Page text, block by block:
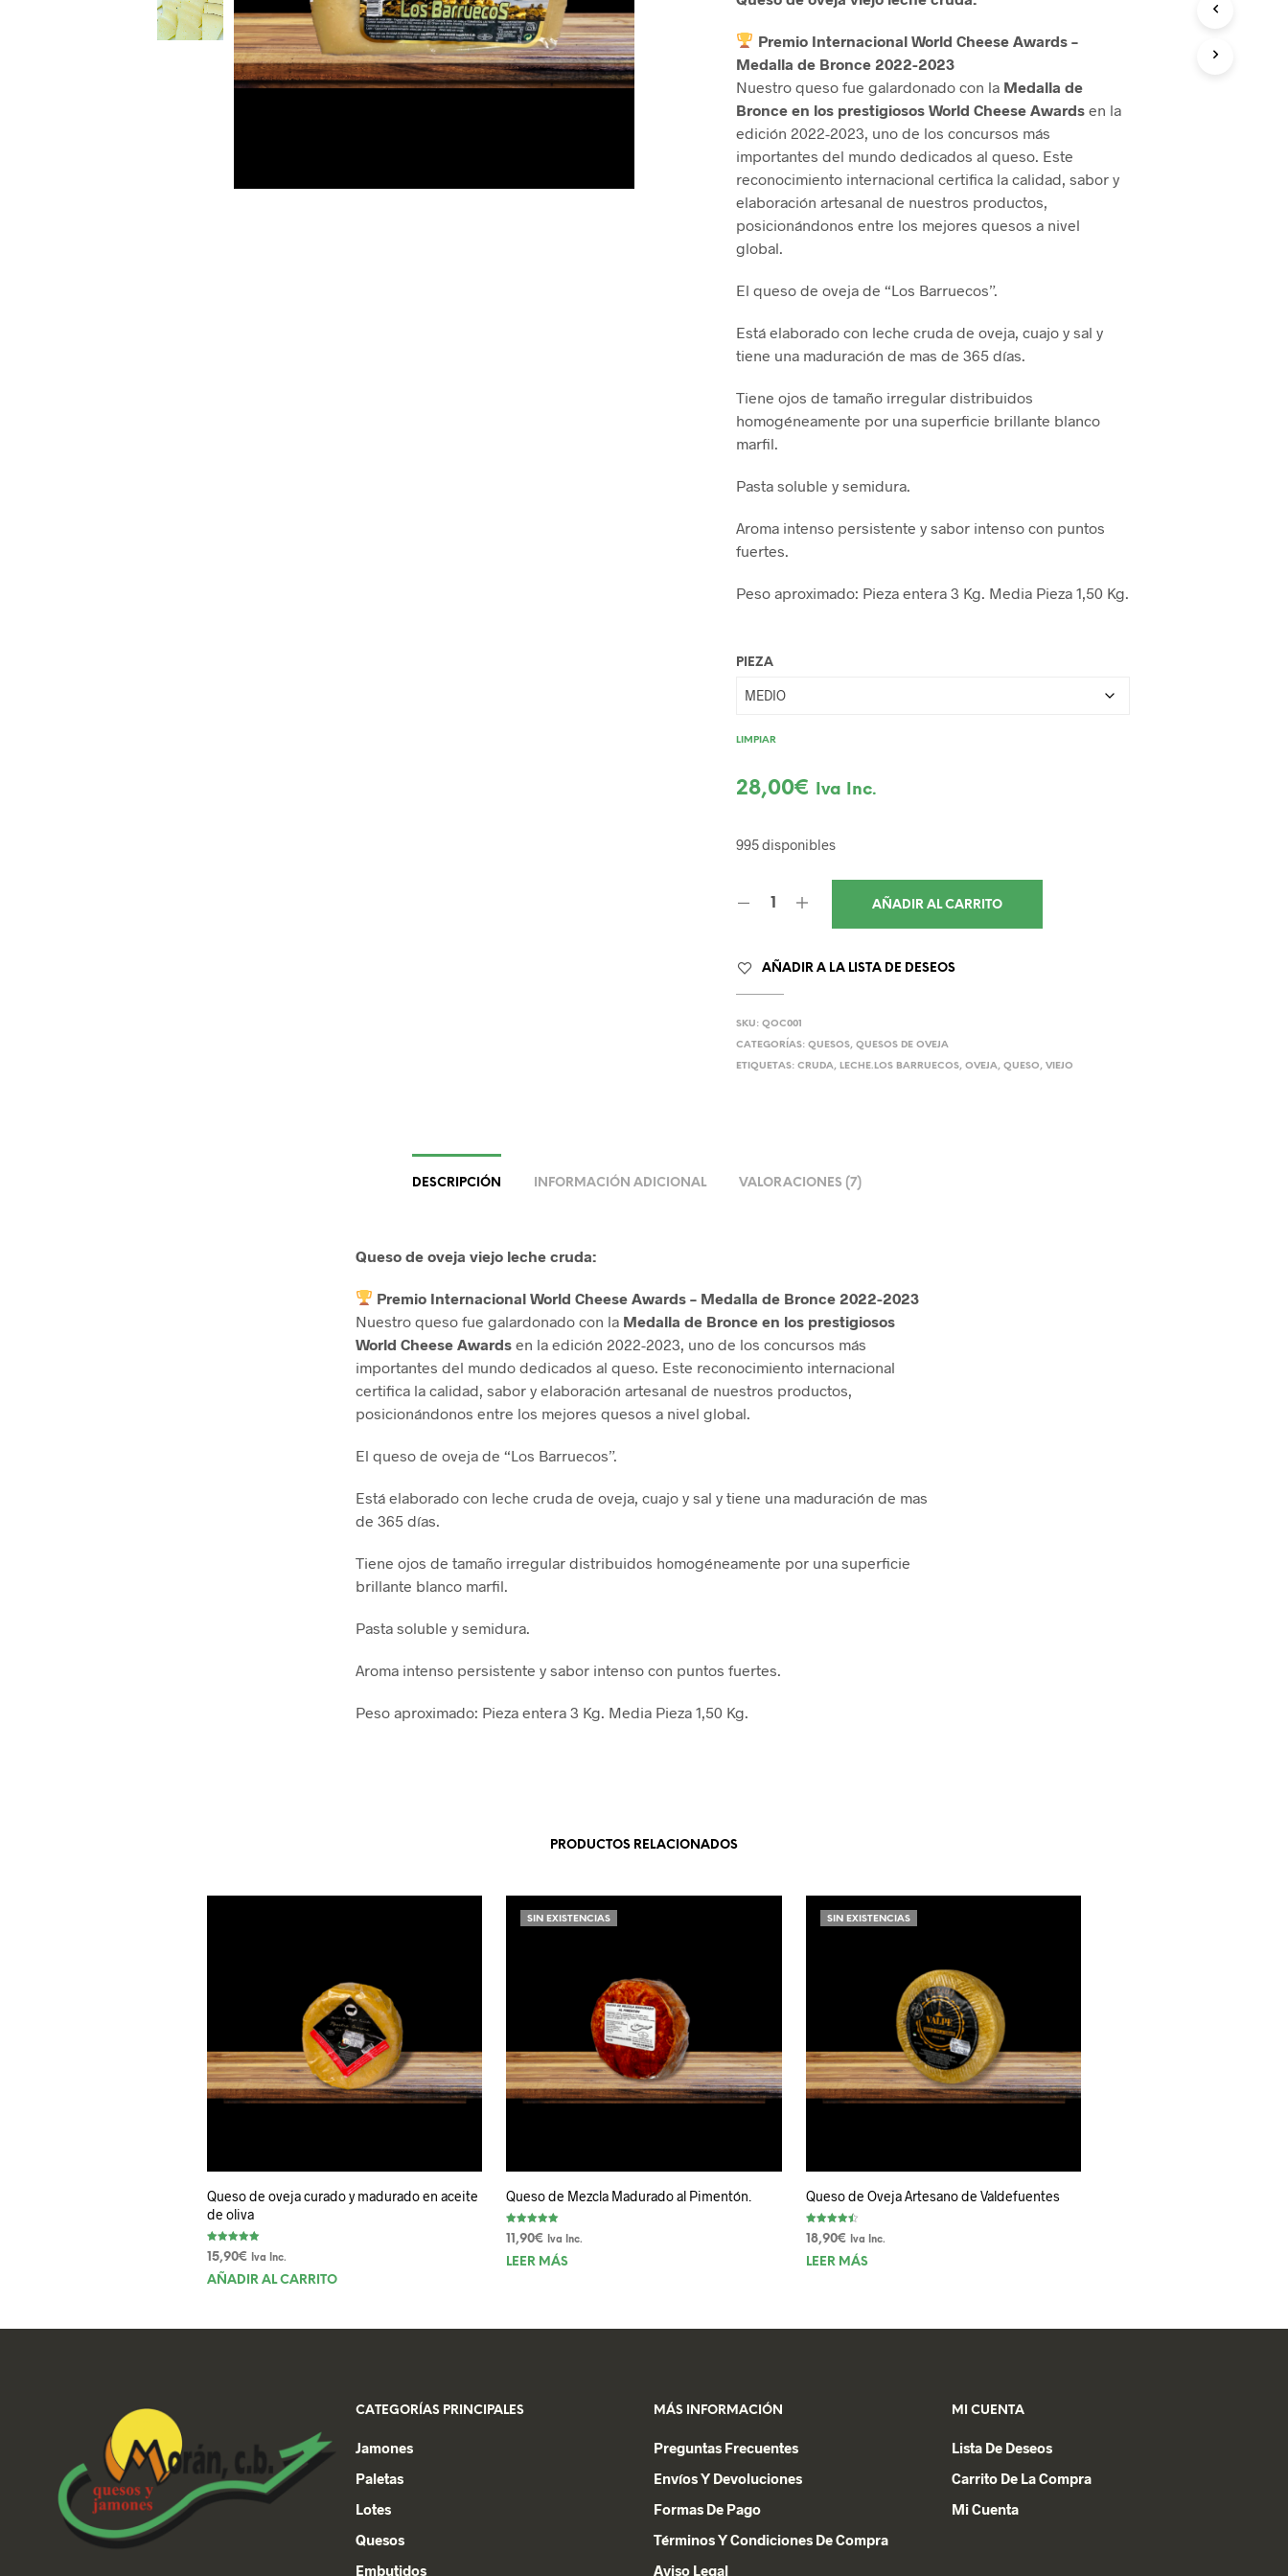
Premio Internacional World Cheese Awards –
Medalla de Bronce 2022-2023
Nuestro queso fue galardonado con la Medalla de
Bronce en los prestigiosos World Cheese Awards en la
edición 2022-2023, uno de los concursos más
importantes del mundo dedicados al queso. Este
reconocimiento internacional certifica la calidad, sabor y
elaboración artesanal de nuestros productos,
posicionándonos entre los mejores quesos a nivel
global.
El queso de oveja de “Los Barruecos”.
Está elaborado con leche cruda de oveja, cuajo y sal y
tiene una maduración de mas de 365 días.
Tiene ojos de tamaño irregular distribuidos
homogéneamente por una superficie brillante blanco
marfil.
Pasta soluble y semidura.
Aroma intenso persistente y sabor intenso con puntos
fuertes.
Peso aproximado: Pieza entera 3 Kg. Media Pieza 1,50 Kg.
PIEZA
LIMPIAR
28,00€ Iva Inc.
995 disponibles
AÑADIR AL CARRITO
AÑADIR A LA LISTA DE DESEOS
SKU:QOC001
CATEGORÍAS:QUESOS,QUESOS DE OVEJA
ETIQUETAS:CRUDA, LECHE.LOS BARRUECOS,OVEJA,QUESO,VIEJO
DESCRIPCIÓN INFORMACIÓN ADICIONAL VALORACIONES (7)
Queso de oveja viejo leche cruda:
Premio Internacional World Cheese Awards – Medalla de Bronce 2022-2023
Nuestro queso fue galardonado con la Medalla de Bronce en los prestigiosos
World Cheese Awards en la edición 2022-2023, uno de los concursos más
importantes del mundo dedicados al queso. Este reconocimiento internacional
certifica la calidad, sabor y elaboración artesanal de nuestros productos,
posicionándonos entre los mejores quesos a nivel global.
El queso de oveja de “Los Barruecos”.
Está elaborado con leche cruda de oveja, cuajo y sal y tiene una maduración de mas
de 365 días.
Tiene ojos de tamaño irregular distribuidos homogéneamente por una superficie
brillante blanco marfil.
Pasta soluble y semidura.
Aroma intenso persistente y sabor intenso con puntos fuertes.
Peso aproximado: Pieza entera 3 Kg. Media Pieza 1,50 Kg.
PRODUCTOS RELACIONADOS
Queso de oveja curado y madurado en aceite
de oliva
Valorado con
5.00
de 5
15,90€ Iva Inc.
AÑADIR AL CARRITO
SIN EXISTENCIAS
Queso de Mezcla Madurado al Pimentón.
Valorado con
5.00
11,90€ Iva Inc.
LEER MÁS
SIN EXISTENCIAS
Queso de Oveja Artesano de Valdefuentes
Valorado
con
de 5
18,90€ Iva Inc.
LEER MÁS
CATEGORÍAS PRINCIPALES
Jamones
Paletas
Lotes
Quesos
Embutidos
MÁS INFORMACIÓN
Preguntas Frecuentes
Envíos Y Devoluciones
Formas De Pago
Términos Y Condiciones De Compra
Aviso Legal
MI CUENTA
Lista De Deseos
Carrito De La Compra
Mi Cuenta